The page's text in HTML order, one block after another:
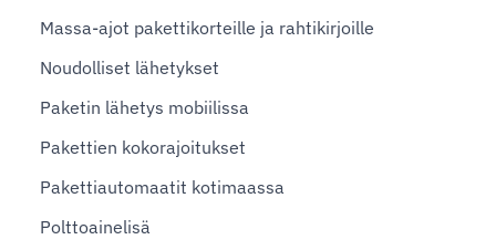
Massa-ajot pakettikorteille ja rahtikirjoille
Noudolliset lähetykset
Paketin lähetys mobiilissa
Pakettien kokorajoitukset
Pakettiautomaatit kotimaassa
Polttoainelisä